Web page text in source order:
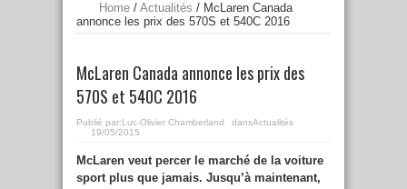
Home / Actualités / McLaren Canada
annonce les prix des 570S et 540C 2016
McLaren Canada annonce les prix des
570S et 540C 2016
Publié par: Luc-Olivier Chamberland dansActualités
19/05/2015
McLaren veut percer le marché de la voiture
sport plus que jamais. Jusqu’à maintenant,